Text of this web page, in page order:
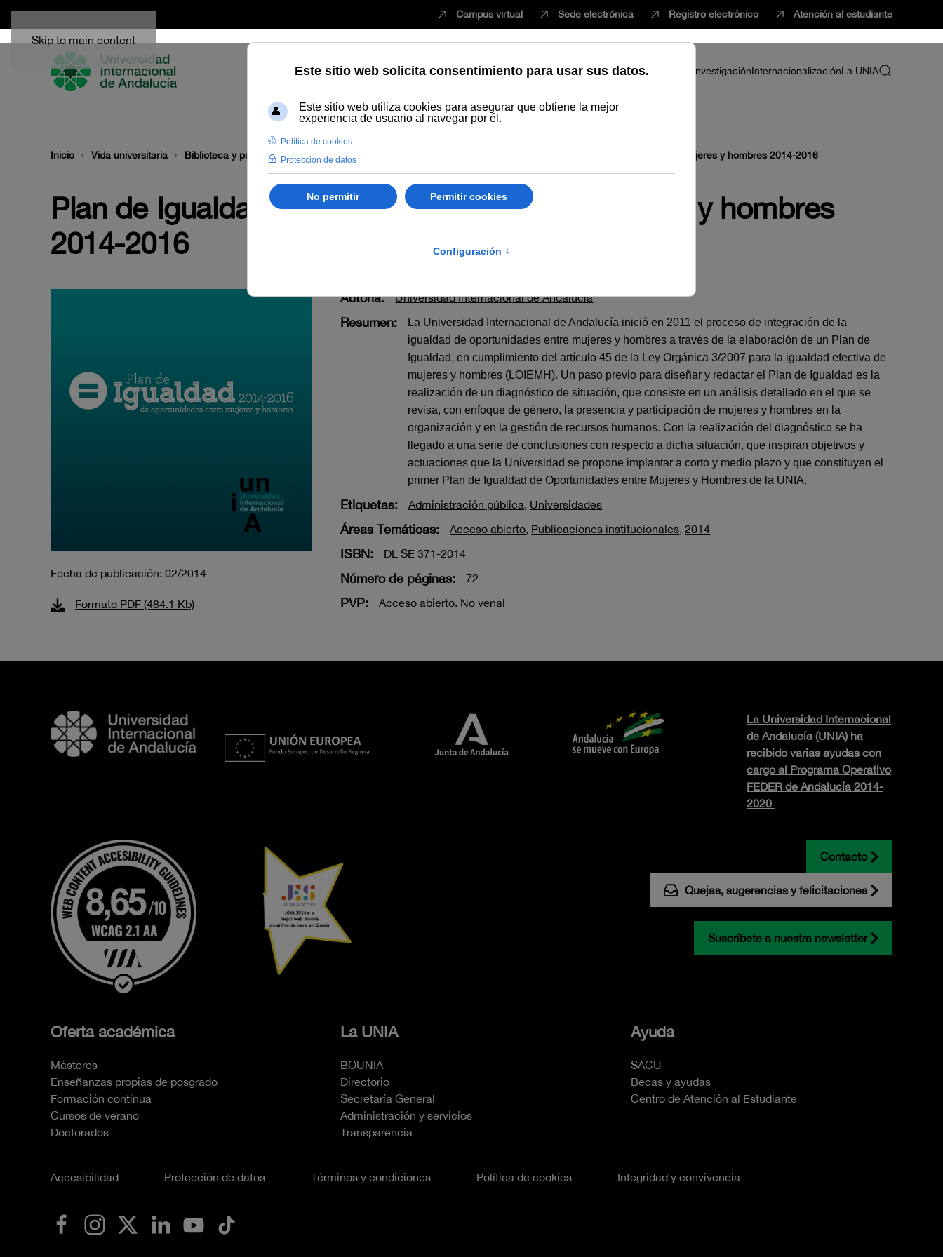
Skip to main content
Campus virtual Sede electrónica Registro electrónico Atención al estudiante
EstudiarInnovaciónVida universitariaProfesorado InvestigaciónInternacionalizaciónLa UNIA
Inicio Vida universitaria Biblioteca y publicaciones Publicaciones Plan de Igualdad de oportunidades entre mujeres y hombres 2014-2016
Plan de Igualdad de oportunidades entre mujeres y hombres
2014-2016
Fecha de publicación: 02/2014
Formato PDF (484.1 Kb)
Autoría: Universidad Internacional de Andalucía
Resumen:
La Universidad Internacional de Andalucía inició en 2011 el proceso de integración de la
igualdad de oportunidades entre mujeres y hombres a través de la elaboración de un Plan de
Igualdad, en cumplimiento del artículo 45 de la Ley Orgánica 3/2007 para la igualdad efectiva de
mujeres y hombres (LOIEMH). Un paso previo para diseñar y redactar el Plan de Igualdad es la
realización de un diagnóstico de situación, que consiste en un análisis detallado en el que se
revisa, con enfoque de género, la presencia y participación de mujeres y hombres en la
organización y en la gestión de recursos humanos. Con la realización del diagnóstico se ha
llegado a una serie de conclusiones con respecto a dicha situación, que inspiran objetivos y
actuaciones que la Universidad se propone implantar a corto y medio plazo y que constituyen el
primer Plan de Igualdad de Oportunidades entre Mujeres y Hombres de la UNIA.
Etiquetas: Administración pública, Universidades
Áreas Temáticas: Acceso abierto, Publicaciones institucionales,2014
ISBN: DL SE 371-2014
Número de páginas: 72
PVP: Acceso abierto. No venal
La Universidad Internacional
de Andalucía (UNIA) ha
recibido varias ayudas con
cargo al Programa Operativo
FEDER de Andalucía 2014-
2020
Contacto
Quejas, sugerencias y felicitaciones
Suscríbete a nuestra newsletter
Oferta académica
Másteres
Enseñanzas propias de posgrado
Formación continua
Cursos de verano
Doctorados
La UNIA
BOUNIA
Directorio
Secretaría General
Administración y servicios
Transparencia
Ayuda
SACU
Becas y ayudas
Centro de Atención al Estudiante
Accesibilidad Protección de datos Términos y condiciones Política de cookies Integridad y convivencia